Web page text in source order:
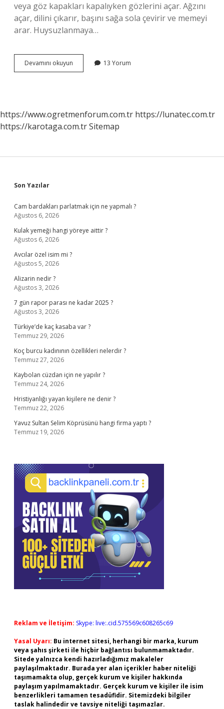
veya göz kapakları kapalıyken gözlerini açar. Ağzını
açar, dilini çıkarır, başını sağa sola çevirir ve memeyi
arar. Huysuzlanmaya…
Devamını okuyun Bebeğin
Anne
13 Yorum
https://www.ogretmenforum.com.tr https://lunatec.com.tr
https://karotaga.com.trSitemap
Sidebar
Son Yazılar
Cam bardakları parlatmak için ne yapmalı ?
Ağustos 6, 2026
Kulak yemeği hangi yöreye aittir ?
Ağustos 6, 2026
Avcılar özel isim mi ?
Ağustos 5, 2026
Alizarin nedir ?
Ağustos 3, 2026
7 gün rapor parası ne kadar 2025 ?
Ağustos 3, 2026
Türkiye’de kaç kasaba var ?
Temmuz 29, 2026
Koç burcu kadınının özellikleri nelerdir ?
Temmuz 27, 2026
Kaybolan cüzdan için ne yapılır ?
Temmuz 24, 2026
Hristiyanlığı yayan kişilere ne denir ?
Temmuz 22, 2026
Yavuz Sultan Selim Köprüsünü hangi firma yaptı ?
Temmuz 19, 2026
Reklam ve İletişim: Skype: live:.cid.575569c608265c69
Yasal Uyarı: Bu internet sitesi, herhangi bir marka, kurum
veya şahıs şirketi ile hiçbir bağlantısı bulunmamaktadır.
Sitede yalnızca kendi hazırladığımız makaleler
paylaşılmaktadır. Burada yer alan içerikler haber niteliği
taşımamakta olup, gerçek kurum ve kişiler hakkında
paylaşım yapılmamaktadır. Gerçek kurum ve kişiler ile isim
benzerlikleri tamamen tesadüfidir. Sitemizdeki bilgiler
taslak halindedir ve tavsiye niteliği taşımazlar.